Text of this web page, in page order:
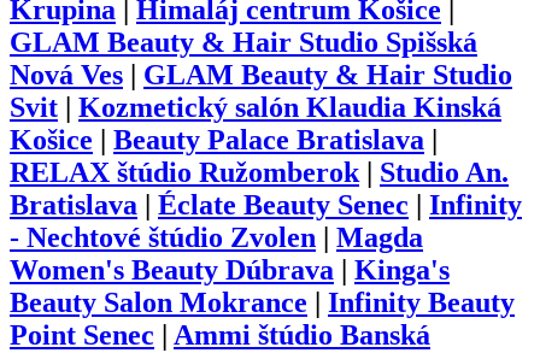
Krupina
Himaláj centrum Košice
GLAM Beauty & Hair Studio Spišská
Nová Ves
GLAM Beauty & Hair Studio
Svit
Kozmetický salón Klaudia Kinská
Košice
Beauty Palace Bratislava
RELAX štúdio Ružomberok| Studio An.
Bratislava
Éclate Beauty Senec
Infinity
- Nechtové štúdio Zvolen
Magda
Women's Beauty Dúbrava
Kinga's
Beauty Salon Mokrance
Infinity Beauty
Point Senec
Ammi štúdio Banská